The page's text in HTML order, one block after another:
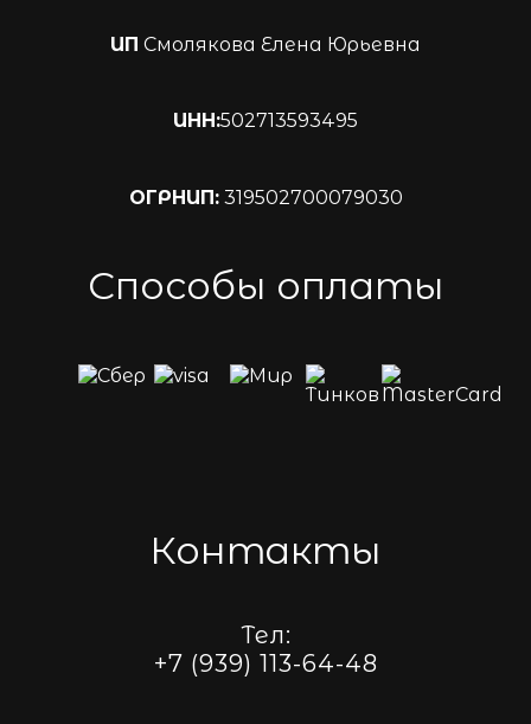
ИП Смолякова Елена Юрьевна
ИНН:502713593495
ОГРНИП:319502700079030
Способы оплаты
Контакты
Тел:
+7 (939) 113-64-48